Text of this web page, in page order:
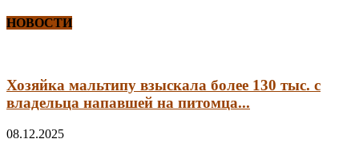
НОВОСТИ
Хозяйка мальтипу взыскала более 130 тыс. с
владельца напавшей на питомца...
08.12.2025